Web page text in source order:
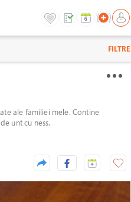
FILTRE
ale familiei mele. Contine
unt cu ness.